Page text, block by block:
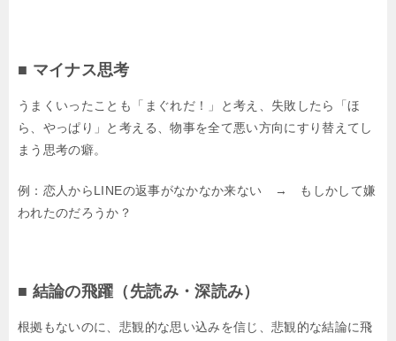
■ マイナス思考
うまくいったことも「まぐれだ！」と考え、失敗したら「ほ
ら、やっぱり」と考える、物事を全て悪い方向にすり替えてし
まう思考の癖。
例：恋人からLINEの返事がなかなか来ない → もしかして嫌
われたのだろうか？
■ 結論の飛躍（先読み・深読み）
根拠もないのに、悲観的な思い込みを信じ、悲観的な結論に飛